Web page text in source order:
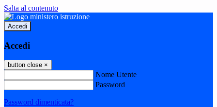
Salta al contenuto
Accedi
Accedi
button close ×
Nome Utente
Password
Password dimenticata?